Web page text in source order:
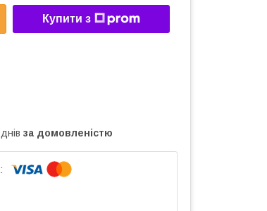
Купити з
за домовленістю